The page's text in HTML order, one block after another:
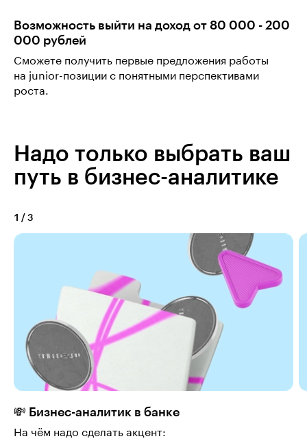
Возможность выйти на доход от 80 000 - 200
000 рублей
Сможете получить первые предложения работы
на junior-позиции с понятными перспективами
роста.
Надо только выбрать ваш
путь в бизнес-аналитике
1 / 3
💸 Бизнес-аналитик в банке
На чём надо сделать акцент: